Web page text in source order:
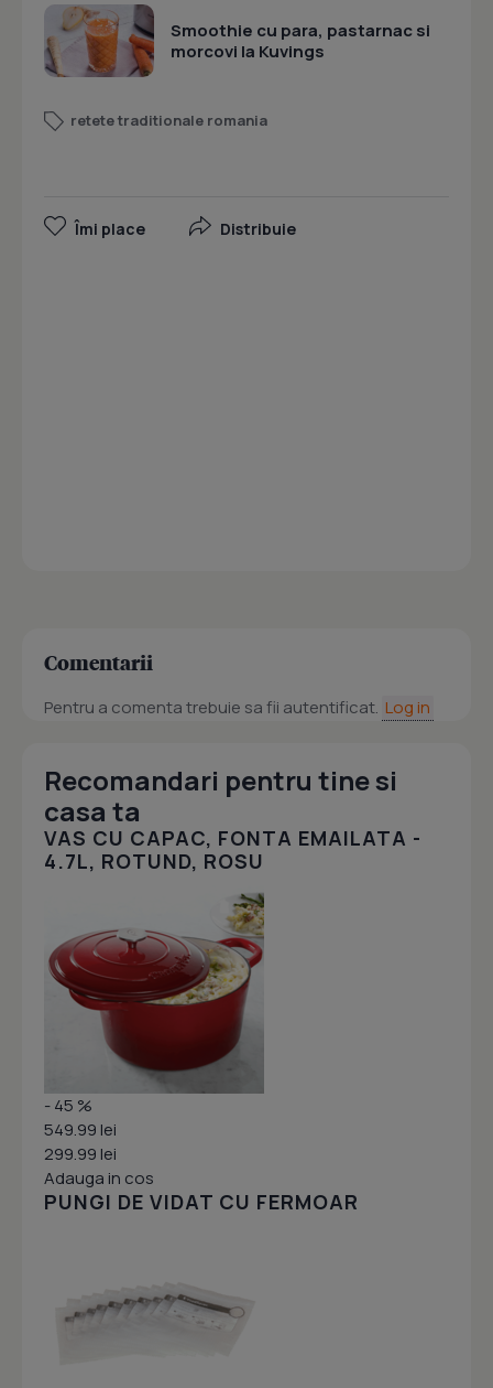
Smoothie cu para, pastarnac si
morcovi la Kuvings
retete traditionale romania
Îmi place Distribuie
Comentarii
Pentru a comenta trebuie sa fii autentificat. Log in
Recomandari pentru tine si
casa ta
VAS CU CAPAC, FONTA EMAILATA -
4.7L, ROTUND, ROSU
- 45 %
549.99 lei
299.99 lei
Adauga in cos
PUNGI DE VIDAT CU FERMOAR